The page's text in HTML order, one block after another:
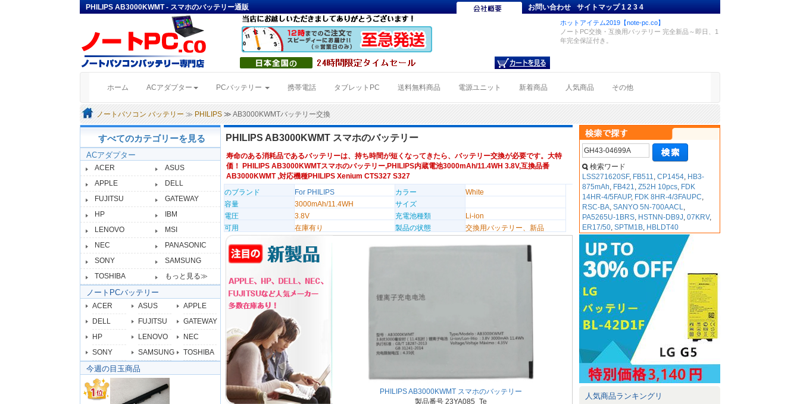
PHILIPS AB3000KWMT - スマホのバッテリー通販 お問い合わせ サイトマップ 1234
ホットアイテム2019【note-pc.co】
ノートPC交換・互換用バッテリー 完全新品～即日、1
年完全保証付き。
ホーム (current)ACアダプター PCバッテリー 携帯電話 タブレットPC 送料無料商品 電源ユニット 新着商品 人気商品 その他
ノートパソコン バッテリー ≫ PHILIPS ≫ AB3000KWMTバッテリー交換
すべてのカテゴリーを見る
ACアダプター
ACER
ASUS
APPLE
DELL
FUJITSU
GATEWAY
HP
IBM
LENOVO
MSI
NEC
PANASONIC
SONY
SAMSUNG
TOSHIBA
もっと見る≫
ノートPCバッテリー
ACER ASUS
APPLE
DELL
FUJITSU
GATEWAY
HP
LENOVO
NEC
SONY
SAMSUNG TOSHIBA
今週の目玉商品
PHILIPS AB3000KWMT スマホのバッテリー
寿命のある消耗品であるバッテリーは、持ち時間が短くなってきたら、バッテリー交換が必要です。大特
価！ PHILIPS AB3000KWMTスマホのバッテリー,PHILIPS内蔵電池3000mAh/11.4WH 3.8V,互換品番
AB3000KWMT ,対応機種PHILIPS Xenium CTS327 S327
のブランド
For PHILIPS カラー
White
容量
3000mAh/11.4WH
サイズ
電圧
3.8V 充電池種類
Li-ion
可用
在庫有り 製品の状態 交換用バッテリー、新品
PHILIPS AB3000KWMT スマホのバッテリー
製品番号 23YA085_Te
検索ワード
LSS271620SF, FB511,CP1454, HB3-
875mAh, FB421,Z52H 10pcs, FDK
14HR-4/5FAUP, FDK 8HR-4/3FAUPC,
RSC-BA,SANYO 5N-700AACL,
PA5265U-1BRS, HSTNN-DB9J,07KRV,
ER17/50,SPTM1B, HBLDT40
人気商品ランキングリ